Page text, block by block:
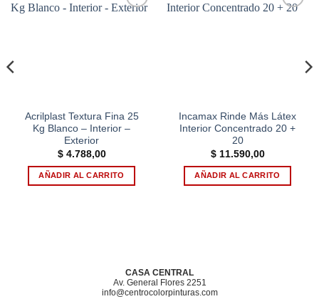
Acrilplast Textura Fina 25
Kg Blanco – Interior –
Exterior
$4.788,00
AÑADIR AL CARRITO
Incamax Rinde Más Látex
Interior Concentrado 20 +
20
$11.590,00
AÑADIR AL CARRITO
CASA CENTRAL
Av. General Flores 2251
info@centrocolorpinturas.com